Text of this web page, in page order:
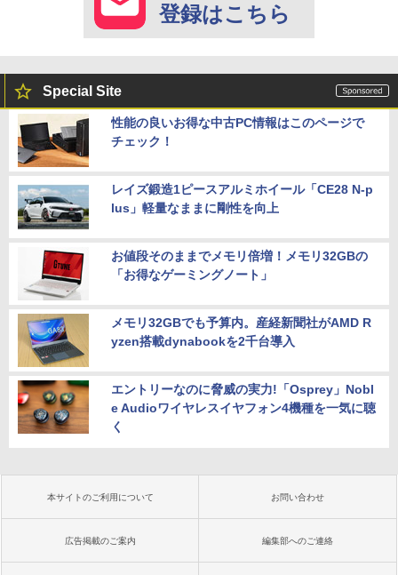
登録はこちら
Special Site
性能の良いお得な中古PC情報はこのページで
チェック！
レイズ鍛造1ピースアルミホイール「CE28 N-p
lus」軽量なままに剛性を向上
お値段そのままでメモリ倍増！メモリ32GBの
「お得なゲーミングノート」
メモリ32GBでも予算内。産経新聞社がAMD R
yzen搭載dynabookを2千台導入
エントリーなのに脅威の実力!「Osprey」Nobl
e Audioワイヤレスイヤフォン4機種を一気に聴
く
本サイトのご利用について お問い合わせ
広告掲載のご案内 編集部へのご連絡